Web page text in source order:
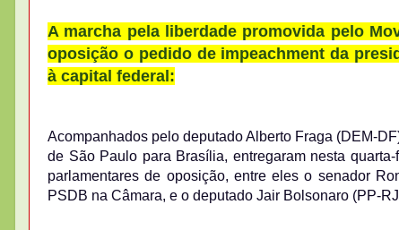
A marcha pela liberdade promovida pelo
oposição o pedido de impeachment da
à capital federal:
Acompanhados pelo deputado Alberto Fraga (DEM-
de São Paulo para Brasília, entregaram nesta
parlamentares de oposição, entre eles o senador
PSDB na Câmara, e o deputado Jair Bolsonaro (PP-